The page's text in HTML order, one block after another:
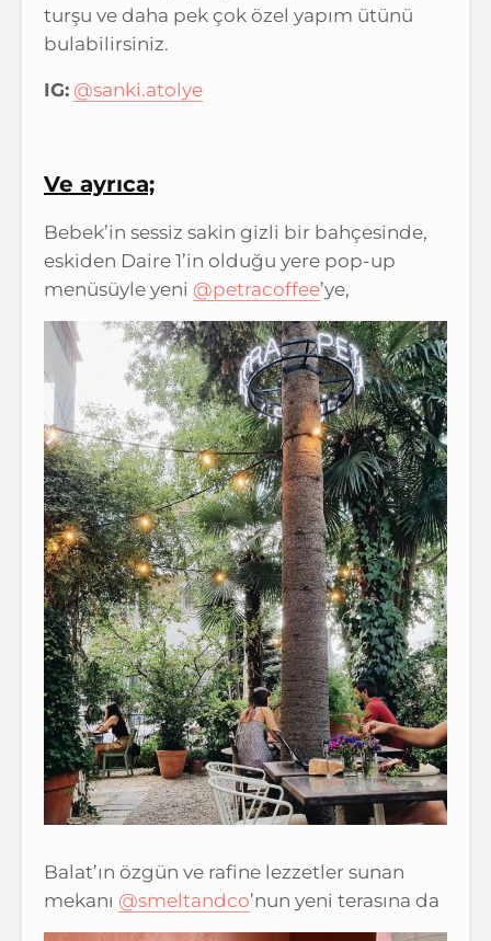
turşu ve daha pek çok özel yapım ütünü
bulabilirsiniz.
IG: @sanki.atolye
Ve ayrıca;
Bebek’in sessiz sakin gizli bir bahçesinde,
eskiden Daire 1’in olduğu yere pop-up
menüsüyle yeni @petracoffee’ye,
Balat’ın özgün ve rafine lezzetler sunan
mekanı @smeltandco’nun yeni terasına da